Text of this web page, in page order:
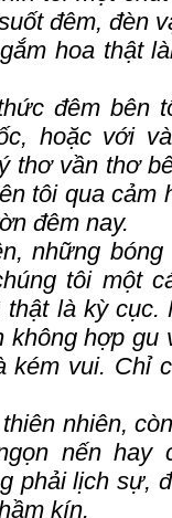
đêm, đèn
hoa thật
đêm bên
hoặc với
thơ vần thơ
tôi qua cảm
đêm nay.
những
tôi một
thật là kỳ
không hợp gu
kém vui. Chỉ
nhiên,
nến hay
phải lịch sự,
kín.